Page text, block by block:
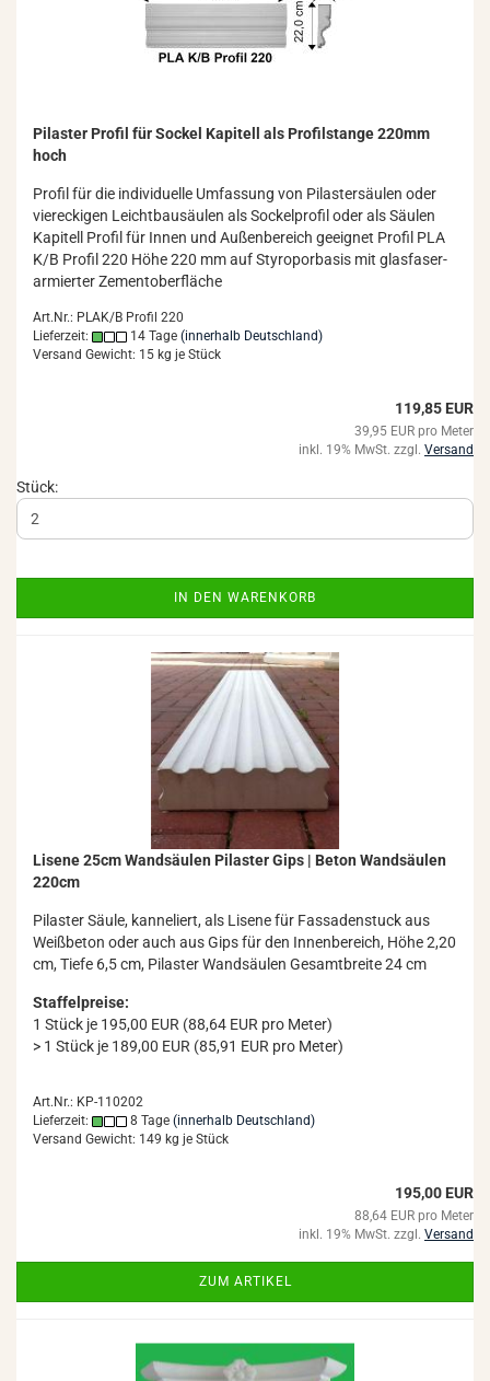
Pi­las­ter Pro­fil für So­ckel Ka­pi­tell als Pro­fil­stan­ge 220mm
hoch
Pro­fil für die in­di­vi­du­el­le Um­fas­sung von Pi­las­ter­säu­len oder
vier­ecki­gen Leicht­bau­säu­len als So­ckel­pro­fil oder als Säu­len
Ka­pi­tell Pro­fil für Innen und Au­ßen­be­reich ge­eig­net Pro­fil PLA
K/B Pro­fil 220 Höhe 220 mm auf Sty­ro­por­ba­sis mit glas­fa­ser­
ar­mier­ter Ze­ment­ober­flä­che
Art.Nr.: PLAK/B Profil 220
Lieferzeit:
14 Tage (innerhalb Deutschland)
Versand Gewicht: 15 kg je Stück
119,85 EUR
39,95 EUR pro Meter
inkl. 19% MwSt. zzgl. Versand
Stück:
IN DEN WARENKORB
Li­se­ne 25cm Wand­säu­len Pi­las­ter Gips | Beton Wand­säu­len
220cm
Pi­las­ter Säule, kan­ne­liert, als Li­se­ne für Fas­sa­den­stuck aus
Weiß­be­ton oder auch aus Gips für den In­nen­be­reich, Höhe 2,20
cm, Tiefe 6,5 cm, Pi­las­ter Wand­säu­len Ge­samt­brei­te 24 cm
Staffelpreise:
1 Stück je 195,00 EUR (88,64 EUR pro Meter)
> 1 Stück je 189,00 EUR (85,91 EUR pro Meter)
Art.Nr.: KP-110202
Lieferzeit:
8 Tage (innerhalb Deutschland)
Versand Gewicht: 149 kg je Stück
195,00 EUR
88,64 EUR pro Meter
inkl. 19% MwSt. zzgl. Versand
ZUM ARTIKEL